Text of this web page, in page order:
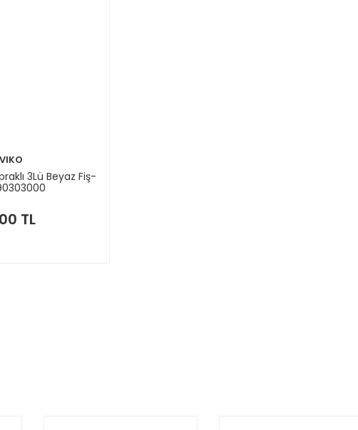
VIKO
3Lü Beyaz Fiş-
TL